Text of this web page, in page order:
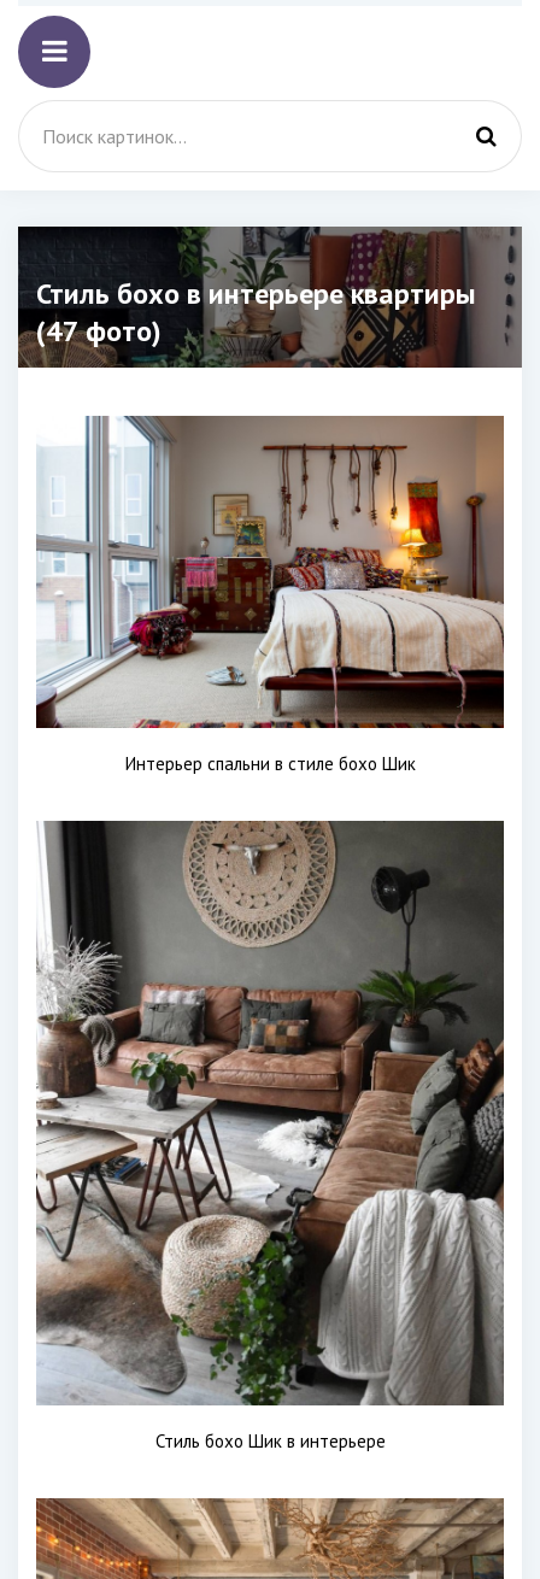
Стиль бохо в интерьере квартиры
(47 фото)
Интерьер спальни в стиле бохо Шик
Стиль бохо Шик в интерьере